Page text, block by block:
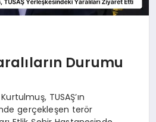
Durumu
TUSAŞ’ın
gerçekleşen terör